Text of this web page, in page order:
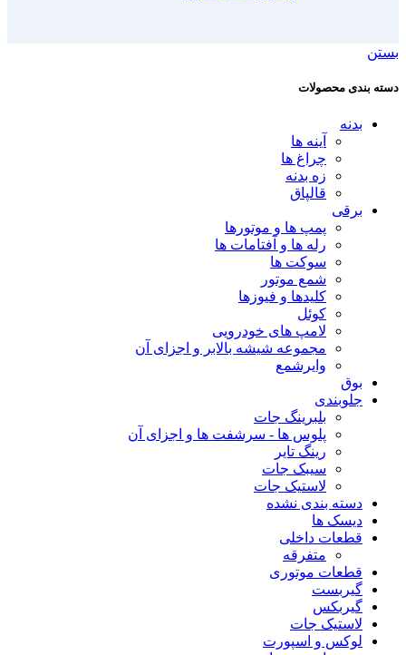
بستن
دسته بندی محصولات
بدنه
آینه ها
چراغ ها
زه بدنه
قالپاق
برقی
پمپ ها و موتورها
رله ها و آفتامات ها
سوکت ها
شمع موتور
کلیدها و فیوزها
کوئل
لامپ های خودرویی
مجموعه شیشه بالابر و اجزای آن
وایرشمع
بوق
جلوبندی
بلبرینگ جات
پلوس ها - سرشفت ها و اجزای آن
رینگ تایر
سیبک جات
لاستیک جات
دسته بندی نشده
دیسک ها
قطعات داخلی
متفرقه
قطعات موتوری
گیربست
گیربکس
لاستیک جات
لوکس و اسپورت